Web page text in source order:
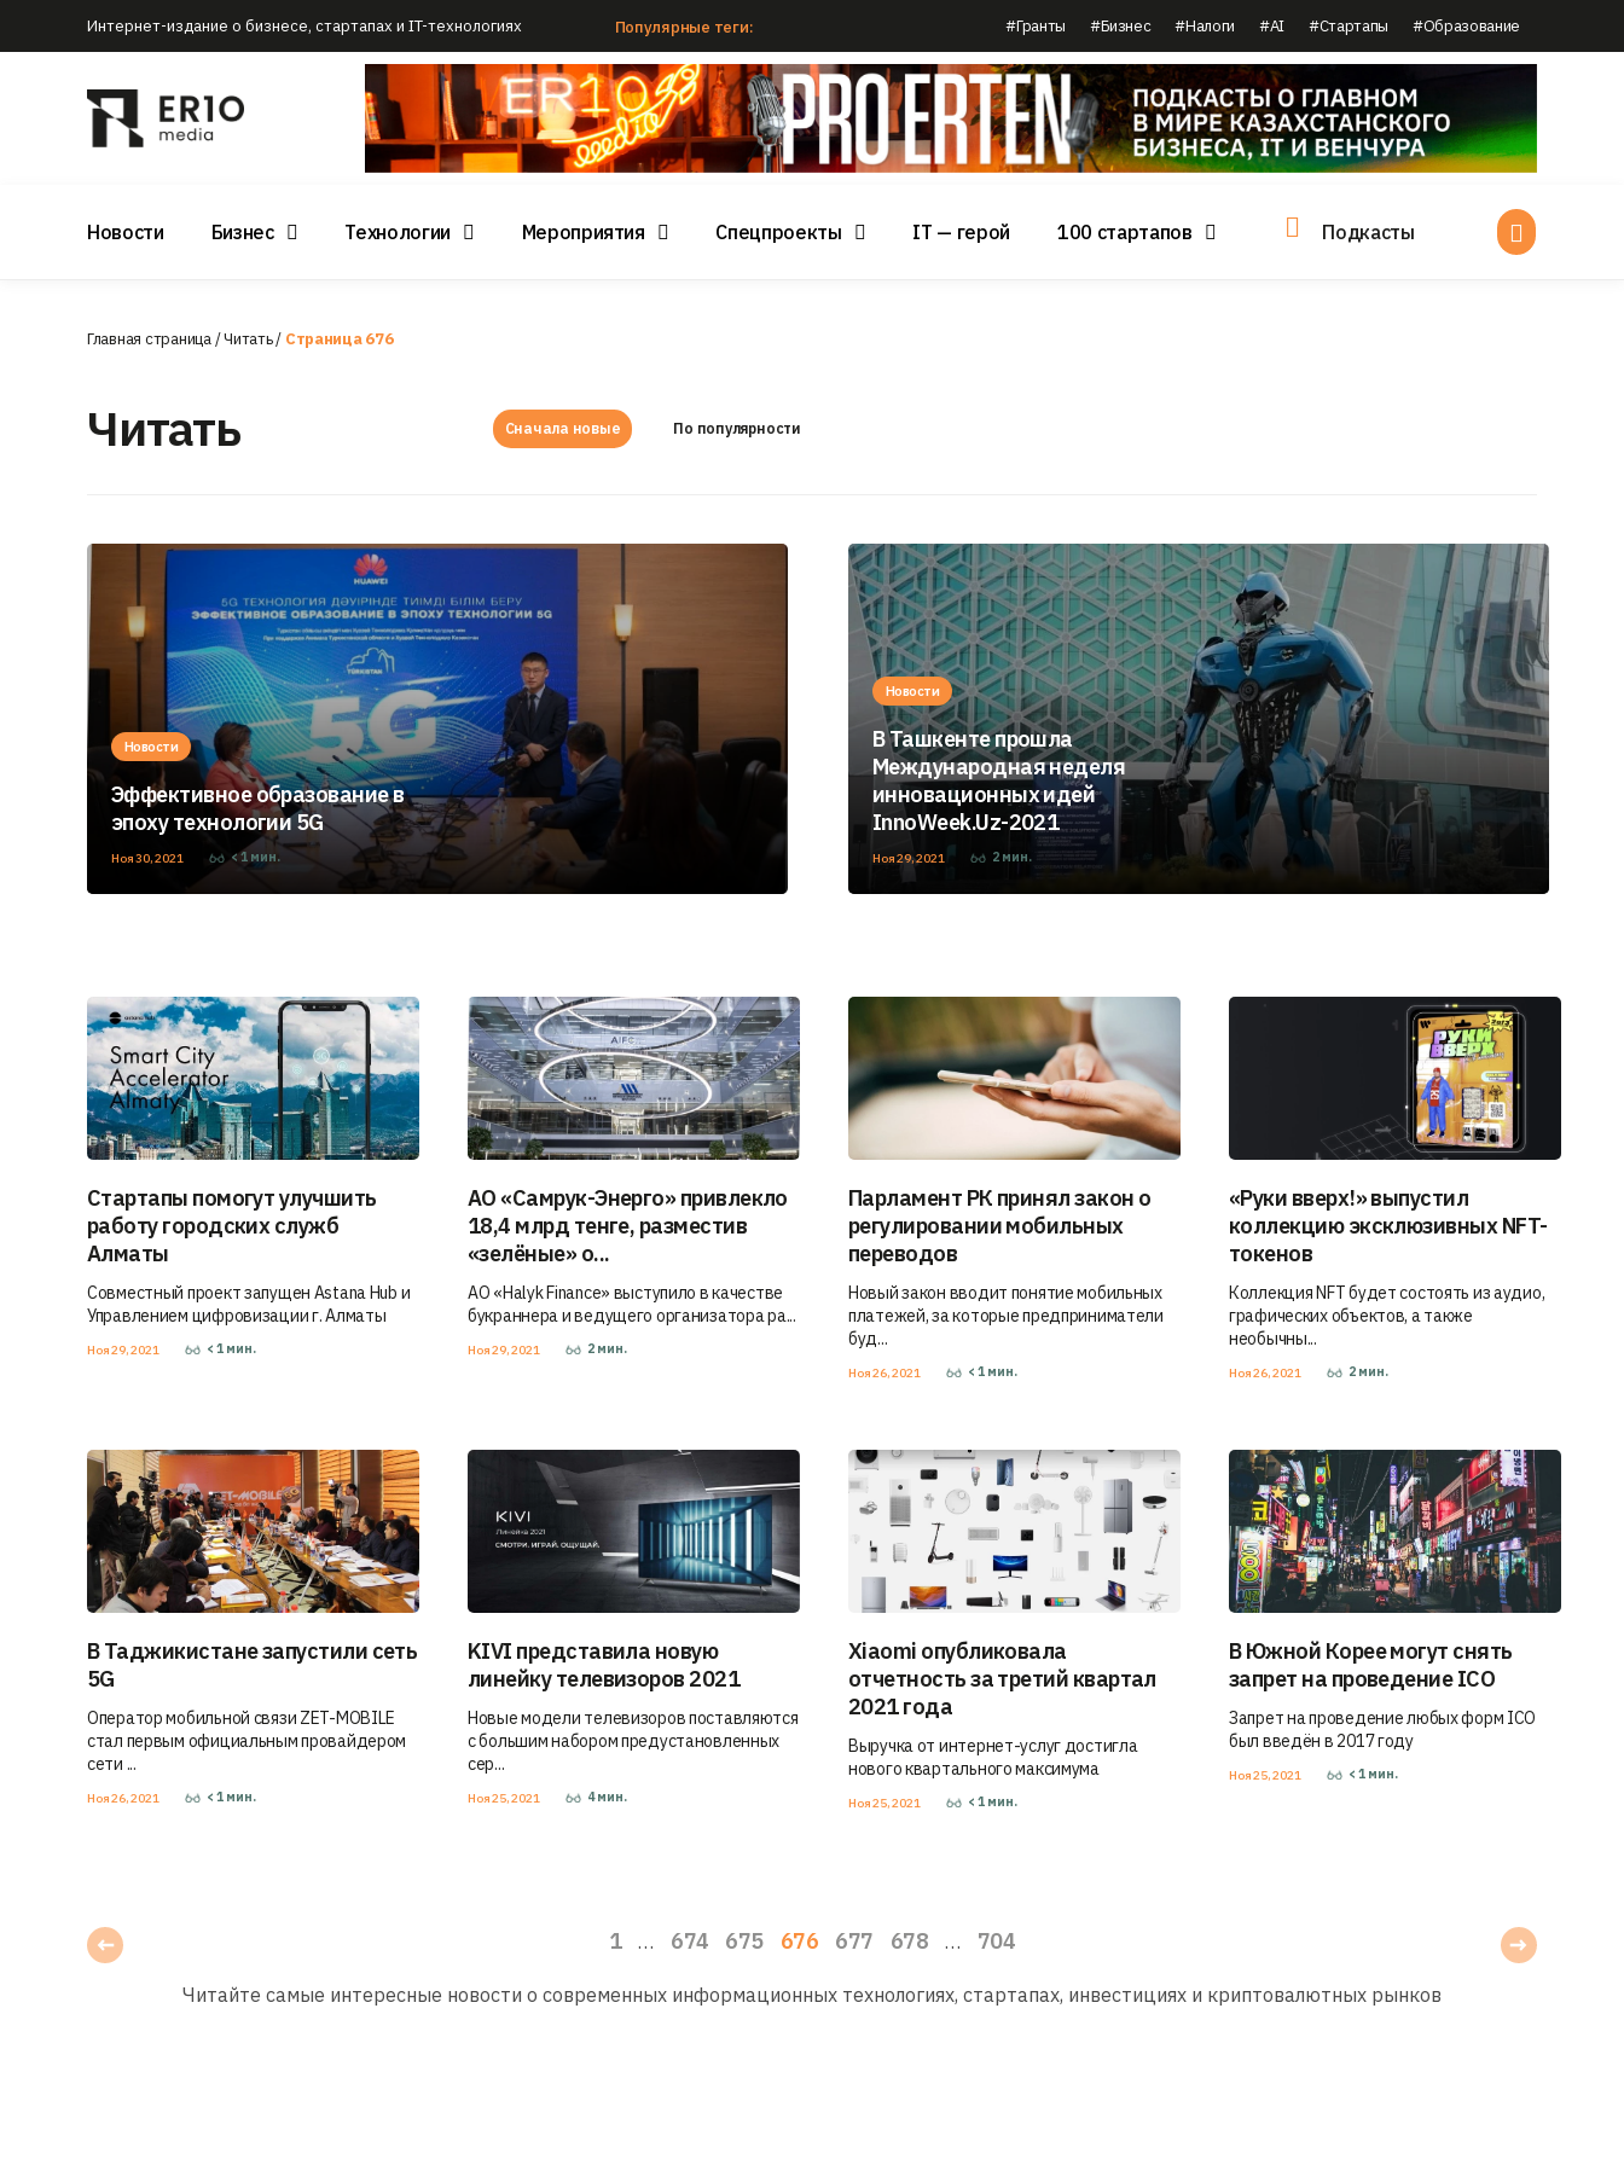
Интернет-издание о бизнесе, стартапах и IT-технологиях Популярные теги: #Гранты #Бизнес #Налоги #AI #Стартапы #Образование
Новости Бизнес Технологии Мероприятия Спецпроекты IT — герой 100 стартапов Подкасты
Главная страница/Читать/ Страница 676
Читать Сначала новые По популярности
Новости
Эффективное образование в
эпоху технологии 5G
Ноя 30, 2021 < 1 мин.
Новости
В Ташкенте прошла
Международная неделя
инновационных идей
InnoWeek.Uz-2021
Ноя 29, 2021 2 мин.
Стартапы помогут улучшить
работу городских служб
Алматы
Совместный проект запущен Astana Hub и
Управлением цифровизации г. Алматы
Ноя 29, 2021 < 1 мин.
АО «Самрук-Энерго» привлекло
18,4 млрд тенге, размеcтив
«зелёные» о...
АО «Halyk Finance» выступило в качестве
букраннера и ведущего организатора ра...
Ноя 29, 2021 2 мин.
Парламент РК принял закон о
регулировании мобильных
переводов
Новый закон вводит понятие мобильных
платежей, за которые предприниматели
буд...
Ноя 26, 2021 < 1 мин.
«Руки вверх!» выпустил
коллекцию эксклюзивных NFT-
токенов
Коллекция NFT будет состоять из аудио,
графических объектов, а также
необычны...
Ноя 26, 2021 2 мин.
В Таджикистане запустили сеть
5G
Оператор мобильной связи ZET-MOBILE
стал первым официальным провайдером
сети ...
Ноя 26, 2021 < 1 мин.
KIVI представила новую
линейку телевизоров 2021
Новые модели телевизоров поставляются
с большим набором предустановленных
сер...
Ноя 25, 2021 4мин.
Xiaomi опубликовала
отчетность за третий квартал
2021 года
Выручка от интернет-услуг достигла
нового квартального максимума
Ноя 25, 2021 < 1 мин.
В Южной Корее могут снять
запрет на проведение ICO
Запрет на проведение любых форм ICO
был введён в 2017 году
Ноя 25, 2021 < 1 мин.
1 … 674 675 676 677 678 … 704
Читайте самые интересные новости о современных информационных технологиях, стартапах, инвестициях и криптовалютных рынков